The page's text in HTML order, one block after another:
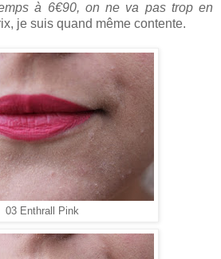
à 6€90, on ne va pas trop en
je suis quand même contente.
03 Enthrall Pink